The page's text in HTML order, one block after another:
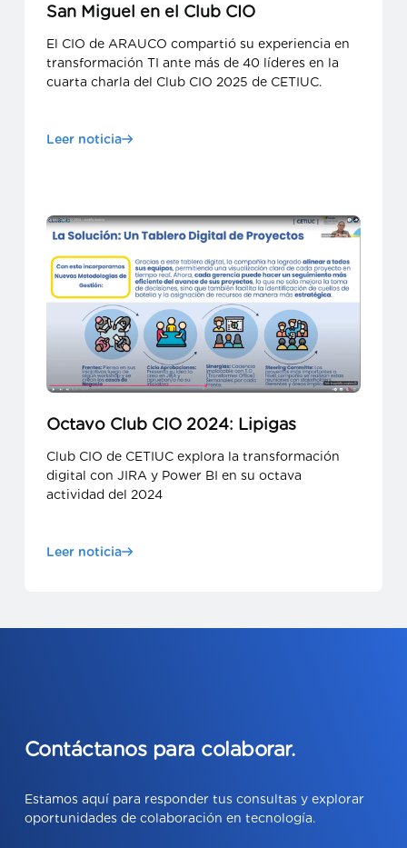
San Miguel en el Club CIO
El CIO de ARAUCO compartió su experiencia en
transformación TI ante más de 40 líderes en la
cuarta charla del Club CIO 2025 de CETIUC.
Leer noticia
Octavo Club CIO 2024: Lipigas
Club CIO de CETIUC explora la transformación
digital con JIRA y Power BI en su octava
actividad del 2024
Leer noticia
Contáctanos para colaborar.
Estamos aquí para responder tus consultas y explorar
oportunidades de colaboración en tecnología.